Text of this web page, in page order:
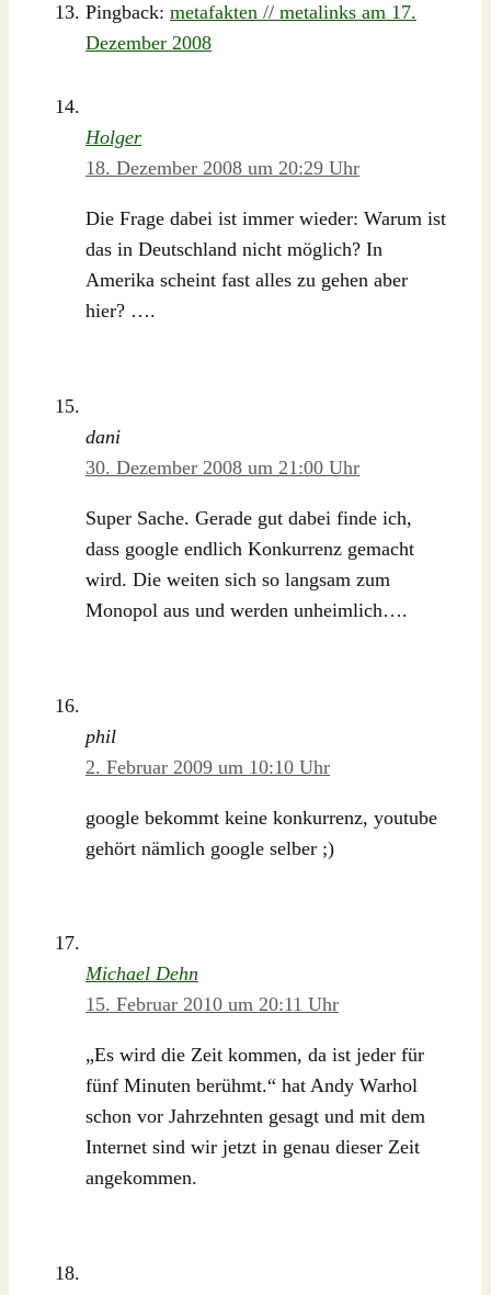
Pingback: metafakten // metalinks am 17.
Dezember 2008
Holger
18. Dezember 2008 um 20:29 Uhr
Die Frage dabei ist immer wieder: Warum ist
das in Deutschland nicht möglich? In
Amerika scheint fast alles zu gehen aber
hier? ….
dani
30. Dezember 2008 um 21:00 Uhr
Super Sache. Gerade gut dabei finde ich,
dass google endlich Konkurrenz gemacht
wird. Die weiten sich so langsam zum
Monopol aus und werden unheimlich….
phil
2. Februar 2009 um 10:10 Uhr
google bekommt keine konkurrenz, youtube
gehört nämlich google selber ;)
Michael Dehn
15. Februar 2010 um 20:11 Uhr
„Es wird die Zeit kommen, da ist jeder für
fünf Minuten berühmt.“ hat Andy Warhol
schon vor Jahrzehnten gesagt und mit dem
Internet sind wir jetzt in genau dieser Zeit
angekommen.